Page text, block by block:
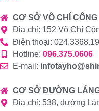
CƠ SỞ VÕ CHÍ CÔNG
Địa chỉ: 152 Võ Chí
Điện thoại:
Hotline: 096.375.0606
E-mail:
CƠ SỞ ĐƯỜNG
Địa chỉ: 538, đường